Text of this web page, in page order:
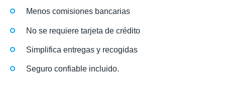
Menos comisiones bancarias
No se requiere tarjeta de crédito
Simplifica entregas y recogidas
Seguro confiable incluido.